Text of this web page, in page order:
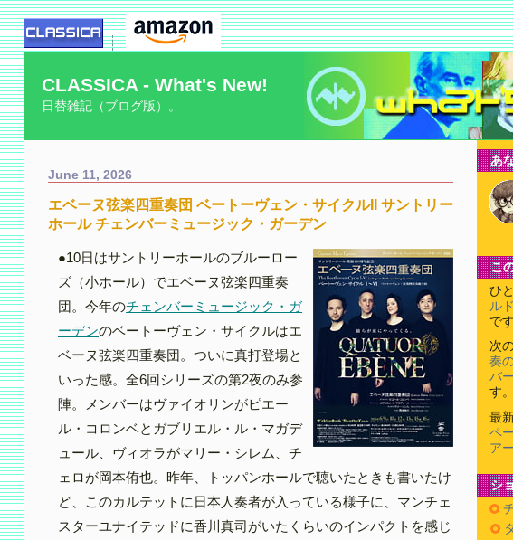
CLASSICA - What's New!
日替雑記（ブログ版）。
June 11, 2026
エベーヌ弦楽四重奏団 ベートーヴェン・サイクルII サントリー
ホール チェンバーミュージック・ガーデン
●10日はサントリーホールのブルーロー
ズ（小ホール）でエベーヌ弦楽四重奏
団。今年のチェンバーミュージック・ガ
ーデンのベートーヴェン・サイクルはエ
ベーヌ弦楽四重奏団。ついに真打登場と
いった感。全6回シリーズの第2夜のみ参
陣。メンバーはヴァイオリンがピエー
ル・コロンベとガブリエル・ル・マガデ
ュール、ヴィオラがマリー・シレム、チ
ェロが岡本侑也。昨年、トッパンホールで聴いたときも書いたけ
ど、このカルテットに日本人奏者が入っている様子に、マンチェ
スターユナイテッドに香川真司がいたくらいのインパクトを感じ
あ
こ
ひ
ル
です
次
奏
バ
す。
最
ペ
ア
シ